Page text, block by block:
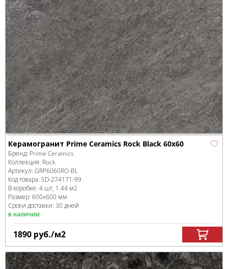
Керамогранит Prime Ceramics Rock Black 60x60
Бренд: Prime Ceramics
Коллекция: Rock
Артикул: GRP6060RO-BL
Код товара: SD-274171-99
В коробке: 4 шт, 1.44 м2
Размер: 600x600 мм
Сроки доставки: 30 дней
в наличии
1890 руб./м2